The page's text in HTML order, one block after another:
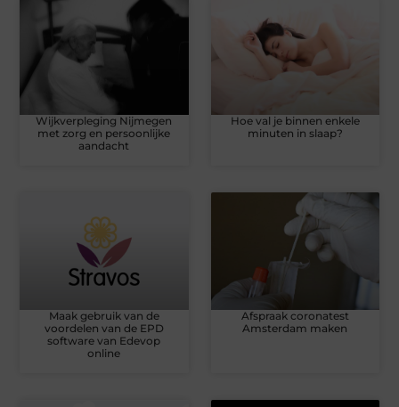
Wijkverpleging Nijmegen
met zorg en persoonlijke
aandacht
Hoe val je binnen enkele
minuten in slaap?
Maak gebruik van de
voordelen van de EPD
software van Edevop
online
Afspraak coronatest
Amsterdam maken